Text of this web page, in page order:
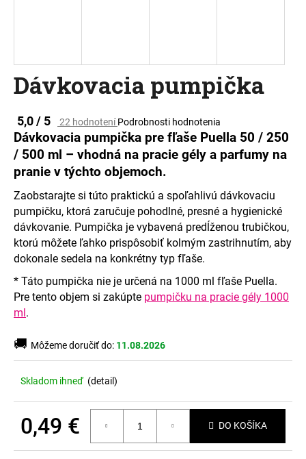
Dávkovacia pumpička
Priemerné
hodnotenie
produktu
je
5,0
5
hviezdičiek.
5,0 / 5 22 hodnotení Podrobnosti hodnotenia
Dávkovacia pumpička pre fľaše Puella 50 / 250
/ 500 ml – vhodná na pracie gély a parfumy na
pranie v týchto objemoch.
Zaobstarajte si túto praktickú a spoľahlivú dávkovaciu
pumpičku, ktorá zaručuje pohodlné, presné a hygienické
dávkovanie. Pumpička je vybavená predĺženou trubičkou,
ktorú môžete ľahko prispôsobiť kolmým zastrihnutím, aby
dokonale sedela na konkrétny typ fľaše.
* Táto pumpička nie je určená na 1000 ml fľaše Puella.
Pre tento objem si zakúpte pumpičku na pracie gély 1000
ml.
🚚 Môžeme doručiť do: 11.08.2026
Skladom ihneď (detail)
0,49 € DO KOŠÍKA
ť
?
HĽADAŤ
O
d
p
o
r
ú
č
m
e